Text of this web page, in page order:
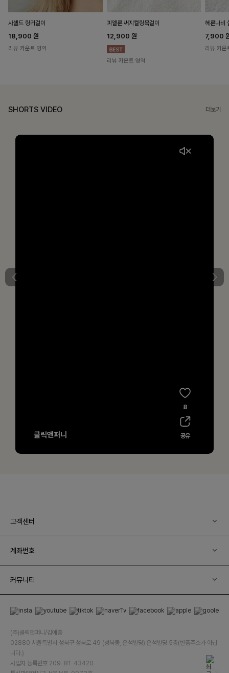
사셀드 링귀걸이
18,900 원
리뷰 카운트 영역
피엘룬 써지컬링목걸이
12,900 원
리뷰 카운트 영역
헤룬나비
7,900
리뷰 카운
SHORTS VIDEO 더보기
고객센터
계좌번호
커뮤니티
(주)클릭앤퍼니/김예중
02880 서울특별시 성북구 성북로 49 (성북동, 운석빌딩) 운석빌딩 5층(반품주소가 아닙
니다.)
사업자 등록번호 209-81-43420